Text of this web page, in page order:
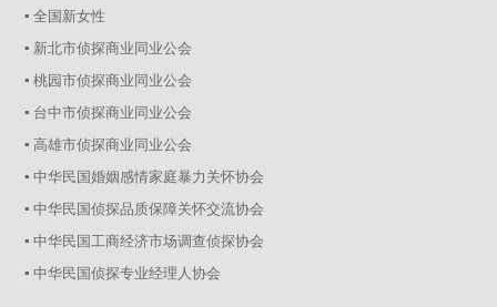
▪ 全国新女性
▪ 新北市侦探商业同业公会
▪ 桃园市侦探商业同业公会
▪ 台中市侦探商业同业公会
▪ 高雄市侦探商业同业公会
▪ 中华民国婚姻感情家庭暴力关怀协会
▪ 中华民国侦探品质保障关怀交流协会
▪ 中华民国工商经济市场调查侦探协会
▪ 中华民国侦探专业经理人协会